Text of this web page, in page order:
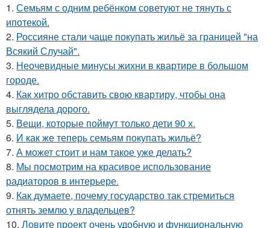
1. Семьям с одним ребёнком советуют не тянуть с
ипотекой.
2. Россияне стали чаще покупать жильё за границей "на
Всякий Случай".
3. Неочевидные минусы жихни в квартире в большом
городе.
4. Как хитро обставить свою квартиру, чтобы она
выглядела дорого.
5. Вещи, которые поймут только дети 90 х.
6. И как же теперь семьям покупать жильё?
7. А может стоит и нам такое уже делать?
8. Мы посмотрим на красивое использование
радиаторов в интерьере.
9. Как думаете, почему государство так стремиться
отнять землю у владельцев?
10. Ловите проект очень удобную и функциональную